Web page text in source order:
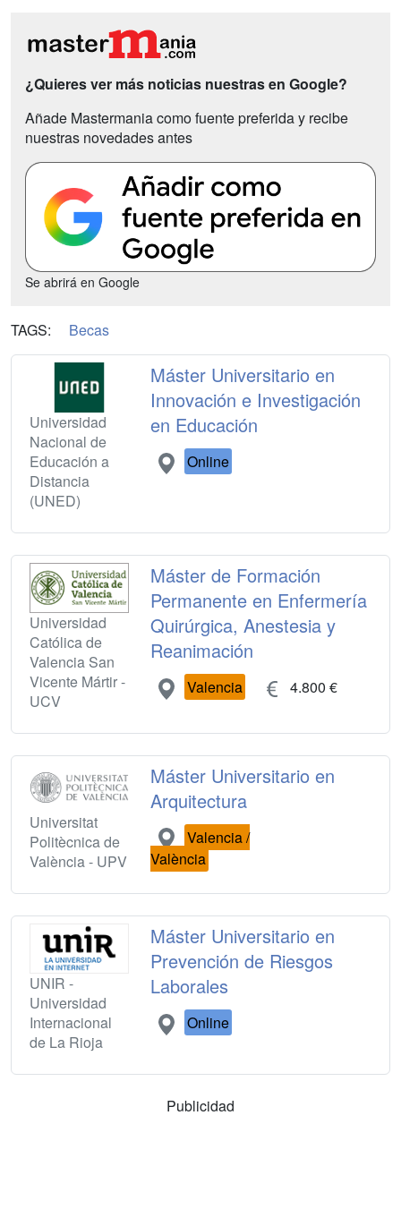
¿Quieres ver más noticias nuestras en Google?
Añade Mastermania como fuente preferida y recibe
nuestras novedades antes
Se abrirá en Google
TAGS: Becas
Universidad
Nacional de
Educación a
Distancia
(UNED)
Máster Universitario en
Innovación e Investigación
en Educación
Online
Universidad
Católica de
Valencia San
Vicente Mártir -
UCV
Máster de Formación
Permanente en Enfermería
Quirúrgica, Anestesia y
Reanimación
Valencia 4.800 €
Universitat
Politècnica de
València - UPV
Máster Universitario en
Arquitectura
Valencia /
València
UNIR -
Universidad
Internacional
de La Rioja
Máster Universitario en
Prevención de Riesgos
Laborales
Online
Publicidad